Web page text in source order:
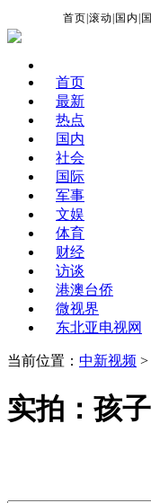
首页 |滚动 国内
首页
最新
热点
国内
社会
国际
军事
文娱
体育
财经
访谈
港澳台侨
微视界
东北亚电视网
当前位置： 中新视频 >
实拍：孩